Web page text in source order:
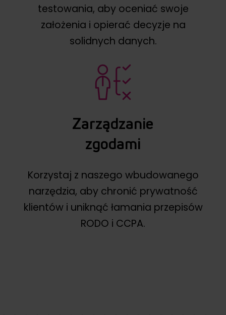
testowania, aby oceniać swoje
założenia i opierać decyzje na
solidnych danych.
Zarządzanie
zgodami
Korzystaj z naszego wbudowanego
narzędzia, aby chronić prywatność
klientów i uniknąć łamania przepisów
RODO i CCPA.